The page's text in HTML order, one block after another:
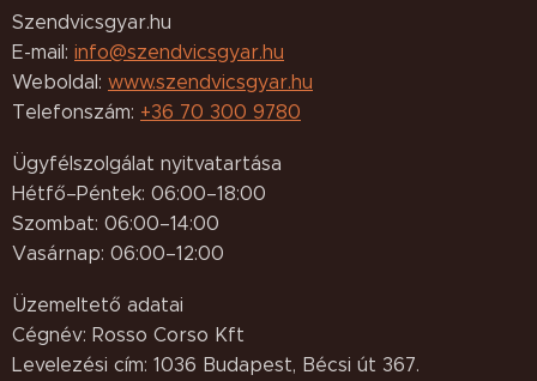
Szendvicsgyar.hu
E-mail: info@szendvicsgyar.hu
Weboldal: www.szendvicsgyar.hu
Telefonszám: +36 70 300 9780
Ügyfélszolgálat nyitvatartása
Hétfő–Péntek: 06:00–18:00
Szombat: 06:00–14:00
Vasárnap: 06:00–12:00
Üzemeltető adatai
Cégnév: Rosso Corso Kft
Levelezési cím: 1036 Budapest, Bécsi út 367.